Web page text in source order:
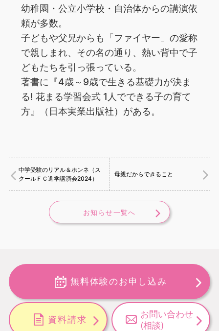
幼稚園・公立小学校・自治体からの講演依
頼が多数。
子どもや父兄からも「ファイヤー」の愛称
で親しまれ、その名の通り、熱い背中で子
どもたちを引っ張っている。
著書に『4歳～9歳で生きる基礎力が決ま
る! 花まる学習会式 1人でできる子の育て
方』（日本実業出版社）がある。
中学受験のリアル＆ホンネ（ス
クールＦＣ進学講演会2024）
母親だからできること
お知らせ一覧へ
無料体験のお申し込み
資料請求
お問い合わせ
(相談)